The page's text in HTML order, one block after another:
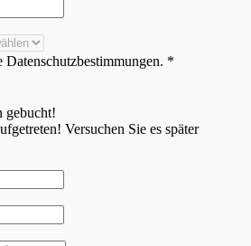
Datenschutzbestimmungen. *
gebucht!